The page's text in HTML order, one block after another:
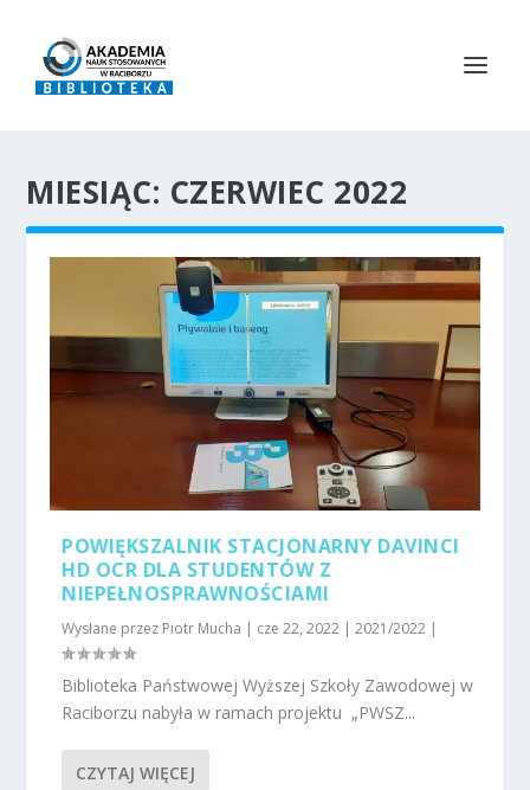
MIESIĄC: CZERWIEC 2022
POWIĘKSZALNIK STACJONARNY DAVINCI
HD OCR DLA STUDENTÓW Z
NIEPEŁNOSPRAWNOŚCIAMI
Wysłane przez Piotr Mucha | cze 22, 2022 |2021/2022 |
Biblioteka Państwowej Wyższej Szkoły Zawodowej w
Raciborzu nabyła w ramach projektu „PWSZ...
CZYTAJ WIĘCEJ